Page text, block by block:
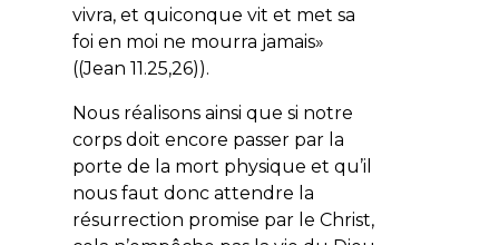
vivra, et quiconque vit et met sa
foi en moi ne mourra jamais»
((Jean 11.25,26)).
Nous réalisons ainsi que si notre
corps doit encore passer par la
porte de la mort physique et qu’il
nous faut donc attendre la
résurrection promise par le Christ,